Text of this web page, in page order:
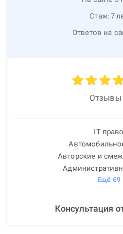
Стаж: 7
Ответов на
Отзывы
IT право
Авторские и
Ещё 69
Консультация